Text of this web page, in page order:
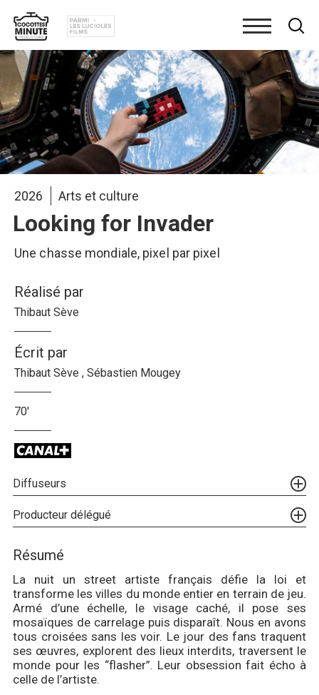
contenu
principal
2026 Arts et culture
Looking for Invader
Une chasse mondiale, pixel par pixel
Réalisé par
Thibaut Sève
Écrit par
Thibaut Sève , Sébastien Mougey
70'
Diffuseurs
Producteur délégué
Résumé
La nuit un street artiste français défie la loi et
transforme les villes du monde entier en terrain de jeu.
Armé d’une échelle, le visage caché, il pose ses
mosaïques de carrelage puis disparaît. Nous en avons
tous croisées sans les voir. Le jour des fans traquent
ses œuvres, explorent des lieux interdits, traversent le
monde pour les “flasher”. Leur obsession fait écho à
celle de l’artiste.